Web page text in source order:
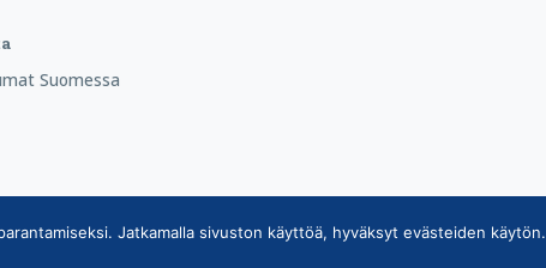
Suomessa
|Henkilötietojen käsittely Rotarytoiminnassa
Jatkamalla sivuston käyttöä, hyväksyt evästeiden käytön.